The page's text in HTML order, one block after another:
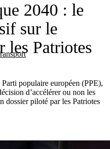
2040 : le
sur le
les Patriotes
populaire européen (PPE),
d’accélérer ou non les
piloté par les Patriotes